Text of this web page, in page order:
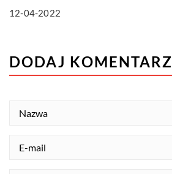
12-04-2022
DODAJ KOMENTARZ